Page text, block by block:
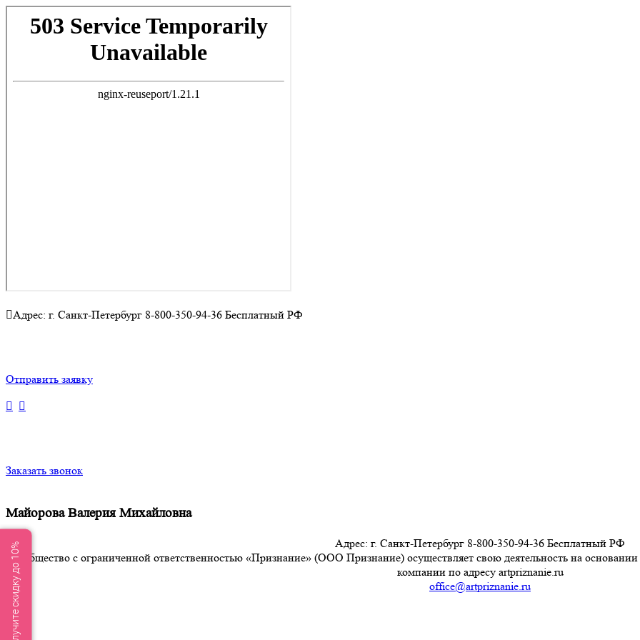
Адрес: г. Санкт-Петербург 8-800-350-94-36 Бесплатный РФ
Отправить заявку
Заказать звонок
Майорова Валерия Михайловна
Адрес: г. Санкт-Петербург 8-800-350-94-36 Бесплатный РФ
Общество с ограниченной ответственностью «Признание» (ООО Признание) осуществляет свою деятельность на
компании по адресу artpriznanie.ru
office@artpriznanie.ru
Получите скидку до 10%